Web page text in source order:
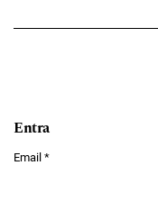
Entra
Email *